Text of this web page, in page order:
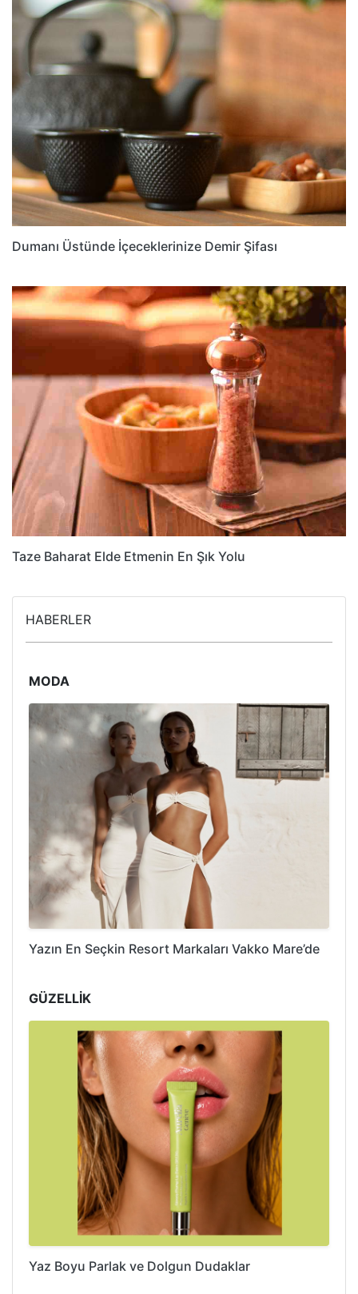
Dumanı Üstünde İçeceklerinize Demir Şifası
Taze Baharat Elde Etmenin En Şık Yolu
HABERLER
MODA
Yazın En Seçkin Resort Markaları Vakko Mare’de
GÜZELLİK
Yaz Boyu Parlak ve Dolgun Dudaklar